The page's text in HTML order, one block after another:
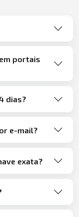
portais
dias?
e-mail?
exata?